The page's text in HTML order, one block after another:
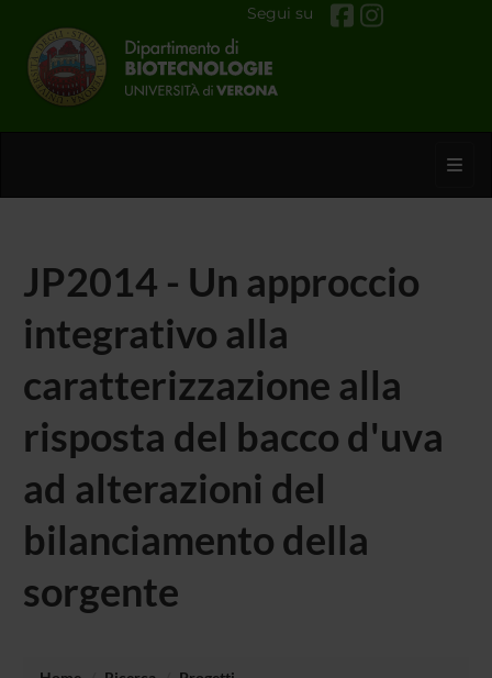
Segui su
JP2014 - Un approccio
integrativo alla
caratterizzazione alla
risposta del bacco d'uva
ad alterazioni del
bilanciamento della
sorgente